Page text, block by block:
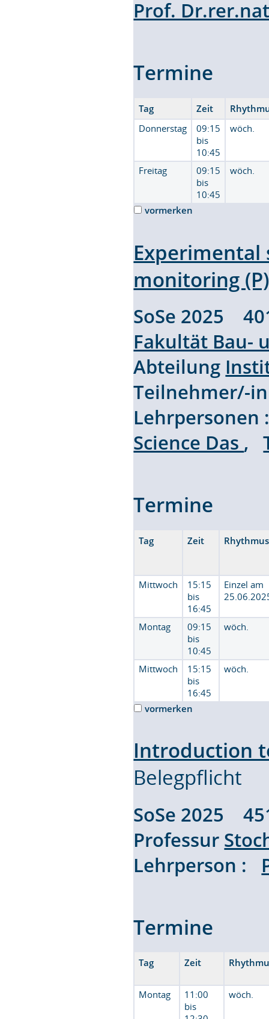
Prof.
Termine
Tag Zeit
Donnerstag
09:15
bis
10:45
wöch.
Freitag
09:15
bis
10:45
wöch.
vormerken
monitoring
SoSe 2025
Fakultät Bau-
Abteilung
Teilnehmer/-
Science Das ,
Termine
Tag Zeit Rhythmus
Mittwoch
15:15
bis
16:45
Einzel am
Montag
09:15
bis
10:45
wöch.
Mittwoch
15:15
bis
16:45
wöch.
vormerken
Introduction
Belegpflicht
SoSe 2025
Professur
Lehrperson :
Termine
Tag Zeit
Montag
11:00
bis
wöch.